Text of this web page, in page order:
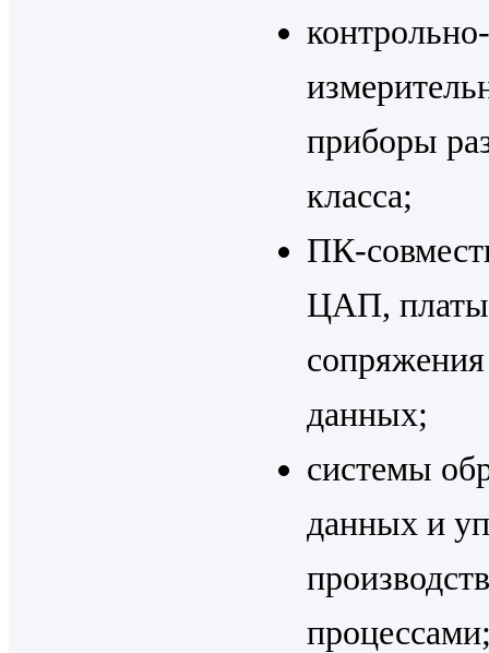
приборы
класса;
ПК-
ЦАП, платы
данных;
системы
данных и